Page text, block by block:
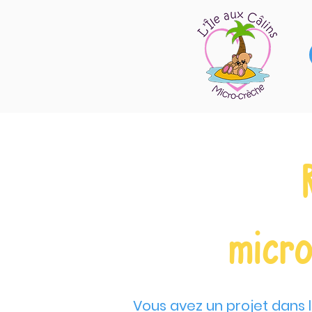
Vous avez un projet dans